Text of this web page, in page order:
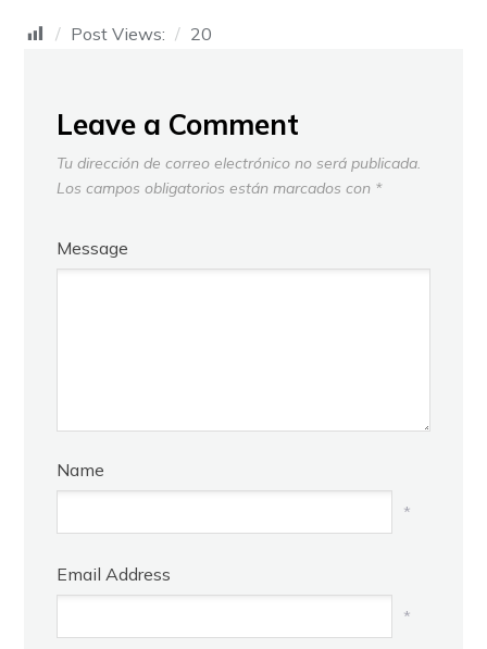
Post Views: 20
Leave a Comment
Tu dirección de correo electrónico no será publicada.
Los campos obligatorios están marcados con *
Message
Name
*
Email Address
*